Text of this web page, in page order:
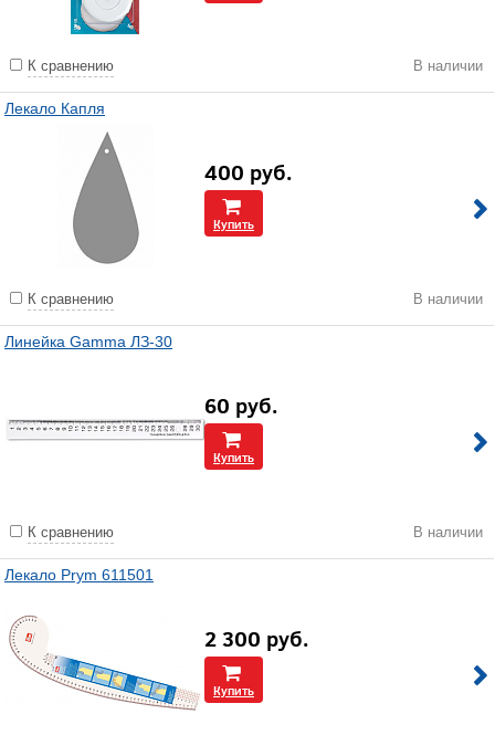
К сравнению В наличии
Лекало Капля
400 руб.
Купить
К сравнению В наличии
Линейка Gamma ЛЗ-30
60 руб.
Купить
К сравнению В наличии
Лекало Prym 611501
2 300 руб.
Купить